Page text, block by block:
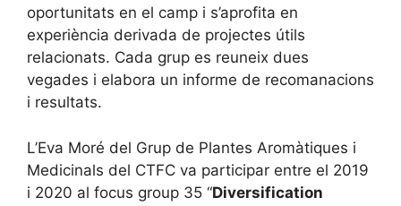
oportunitats en el camp i s’aprofita en
experiència derivada de projectes útils
relacionats. Cada grup es reuneix dues
vegades i elabora un informe de recomanacions
i resultats.
L’Eva Moré del Grup de Plantes Aromàtiques i
Medicinals del CTFC va participar entre el 2019
i 2020 al focus group 35 “Diversification